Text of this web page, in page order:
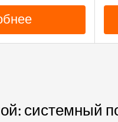
системный